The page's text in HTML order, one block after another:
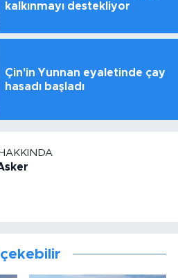
kalkınmayı destekliyor
Çin'in Yunnan eyaletinde çay
hasadı başladı